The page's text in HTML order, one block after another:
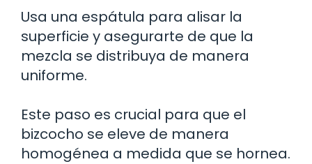
Usa una espátula para alisar la
superficie y asegurarte de que la
mezcla se distribuya de manera
uniforme.
Este paso es crucial para que el
bizcocho se eleve de manera
homogénea a medida que se hornea.